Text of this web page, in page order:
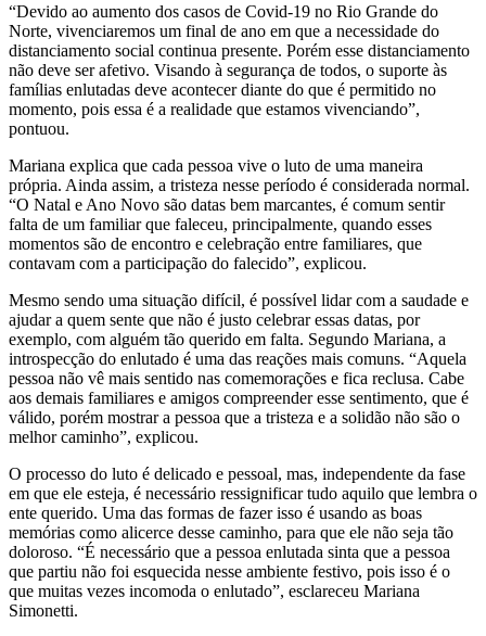
“Devido ao aumento dos casos de Covid-19 no Rio Grande do
Norte, vivenciaremos um final de ano em que a necessidade do
distanciamento social continua presente. Porém esse distanciamento
não deve ser afetivo. Visando à segurança de todos, o suporte às
famílias enlutadas deve acontecer diante do que é permitido no
momento, pois essa é a realidade que estamos vivenciando”,
pontuou.
Mariana explica que cada pessoa vive o luto de uma maneira
própria. Ainda assim, a tristeza nesse período é considerada normal.
“O Natal e Ano Novo são datas bem marcantes, é comum sentir
falta de um familiar que faleceu, principalmente, quando esses
momentos são de encontro e celebração entre familiares, que
contavam com a participação do falecido”, explicou.
Mesmo sendo uma situação difícil, é possível lidar com a saudade e
ajudar a quem sente que não é justo celebrar essas datas, por
exemplo, com alguém tão querido em falta. Segundo Mariana, a
introspecção do enlutado é uma das reações mais comuns. “Aquela
pessoa não vê mais sentido nas comemorações e fica reclusa. Cabe
aos demais familiares e amigos compreender esse sentimento, que é
válido, porém mostrar a pessoa que a tristeza e a solidão não são o
melhor caminho”, explicou.
O processo do luto é delicado e pessoal, mas, independente da fase
em que ele esteja, é necessário ressignificar tudo aquilo que lembra o
ente querido. Uma das formas de fazer isso é usando as boas
memórias como alicerce desse caminho, para que ele não seja tão
doloroso. “É necessário que a pessoa enlutada sinta que a pessoa
que partiu não foi esquecida nesse ambiente festivo, pois isso é o
que muitas vezes incomoda o enlutado”, esclareceu Mariana
Simonetti.